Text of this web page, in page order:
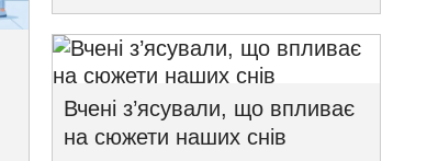
Вчені з’ясували, що впливає
на сюжети наших снів